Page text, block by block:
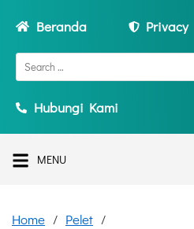
Beranda Privacy
Hubungi Kami
MENU
Home
Pelet